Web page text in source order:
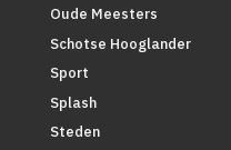
Oude Meesters
Schotse Hooglander
Sport
Splash
Steden